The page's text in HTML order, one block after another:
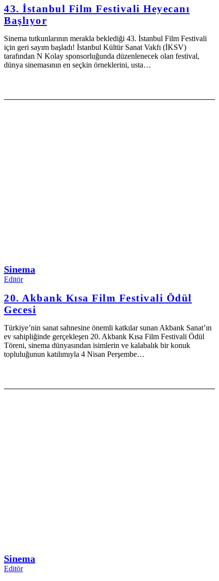
43. İstanbul Film Festivali Heyecanı
Başlıyor
Sinema tutkunlarının merakla beklediği 43. İstanbul Film Festivali
için geri sayım başladı! İstanbul Kültür Sanat Vakfı (İKSV)
tarafından N Kolay sponsorluğunda düzenlenecek olan festival,
dünya sinemasının en seçkin örneklerini, usta…
Sinema
Editör
20. Akbank Kısa Film Festivali Ödül
Gecesi
Türkiye’nin sanat sahnesine önemli katkılar sunan Akbank Sanat’ın
ev sahipliğinde gerçekleşen 20. Akbank Kısa Film Festivali Ödül
Töreni, sinema dünyasından isimlerin ve kalabalık bir konuk
topluluğunun katılımıyla 4 Nisan Perşembe…
Sinema
Editör